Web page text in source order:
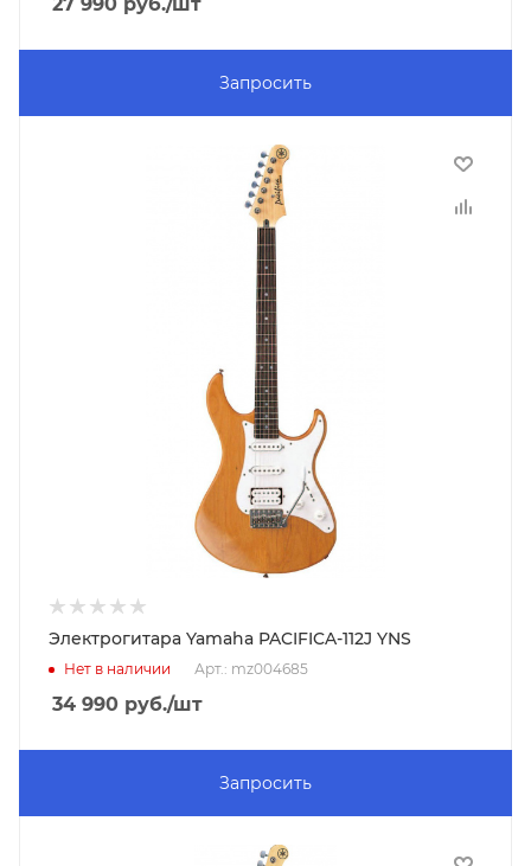
Запросить
Электрогитара Yamaha PACIFICA-112J YNS
Нет в наличии Арт.: mz004685
34 990 руб./шт
Запросить